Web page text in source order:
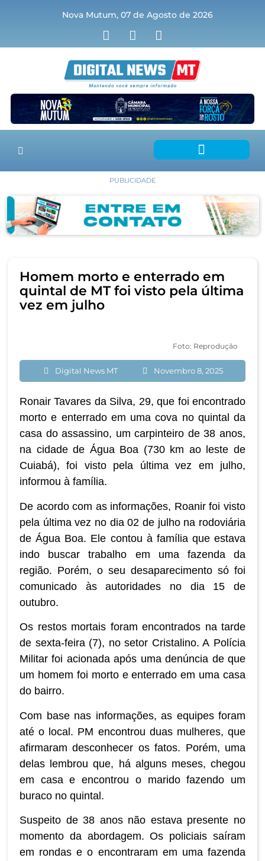
Nova Mutum, 07 de Agosto de 2026
PUBLICIDADE
Homem morto e enterrado em
quintal de MT foi visto pela última
vez em julho
Foto: Reprodução
Digital News MT Novembro 8, 2025
Ronair Tavares da Silva, 29, que foi encontrado
morto e enterrado em uma cova no quintal da
casa do assassino, um carpinteiro de 38 anos,
na cidade de Água Boa (730 km ao leste de
Cuiabá), foi visto pela última vez em julho,
informou à família.
De acordo com as informações, Roanir foi visto
pela última vez no dia 02 de julho na rodoviária
de Água Boa. Ele contou à família que estava
indo buscar trabalho em uma fazenda da
região. Porém, o seu desaparecimento só foi
comunicado às autoridades no dia 15 de
outubro.
Os restos mortais foram encontrados na tarde
de sexta-feira (7), no setor Cristalino. A Polícia
Militar foi acionada após uma denúncia de que
um homem foi morto e enterrado em uma casa
do bairro.
Com base nas informações, as equipes foram
até o local. PM encontrou duas mulheres, que
afirmaram desconhecer os fatos. Porém, uma
delas lembrou que, há alguns meses, chegou
em casa e encontrou o marido fazendo um
buraco no quintal.
Suspeito de 38 anos não estava presente no
momento da abordagem. Os policiais saíram
em rondas e o encontraram em uma fazenda